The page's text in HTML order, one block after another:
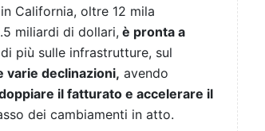
California, oltre 12 mila
miliardi di dollari, è pronta a
più sulle infrastrutture, sul
varie declinazioni, avendo
il fatturato e accelerare il
dei cambiamenti in atto.